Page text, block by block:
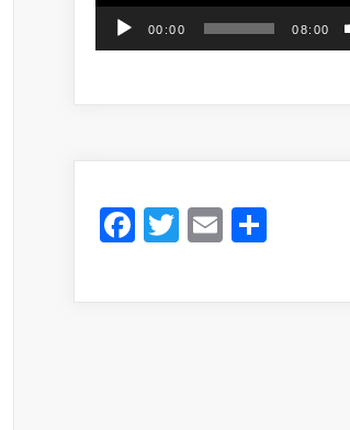
00:00 08:00
Facebook
Twitter
EmailShare